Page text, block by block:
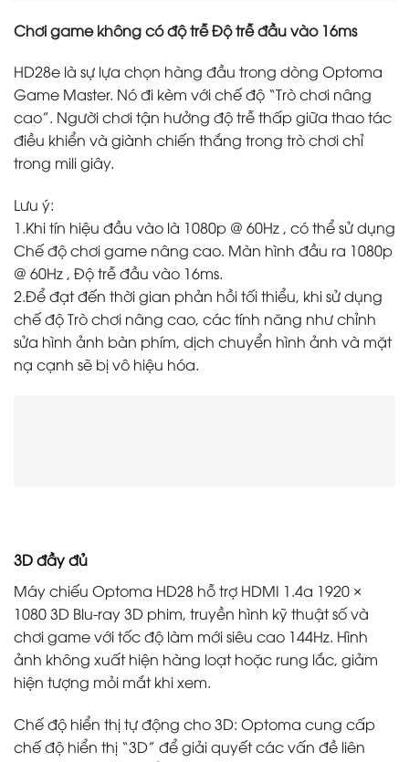
Chơi game không có độ trễ Độ trễ đầu vào 16ms
HD28e là sự lựa chọn hàng đầu trong dòng Optoma
Game Master. Nó đi kèm với chế độ “Trò chơi nâng
cao”. Người chơi tận hưởng độ trễ thấp giữa thao tác
điều khiển và giành chiến thắng trong trò chơi chỉ
trong mili giây.
Lưu ý:
1.Khi tín hiệu đầu vào là 1080p @ 60Hz , có thể sử dụng
Chế độ chơi game nâng cao. Màn hình đầu ra 1080p
@ 60Hz , Độ trễ đầu vào 16ms.
2.Để đạt đến thời gian phản hồi tối thiểu, khi sử dụng
chế độ Trò chơi nâng cao, các tính năng như chỉnh
sửa hình ảnh bàn phím, dịch chuyển hình ảnh và mặt
nạ cạnh sẽ bị vô hiệu hóa.
3D đầy đủ
Máy chiếu Optoma HD28 hỗ trợ HDMI 1.4a 1920 ×
1080 3D Blu-ray 3D phim, truyền hình kỹ thuật số và
chơi game với tốc độ làm mới siêu cao 144Hz. Hình
ảnh không xuất hiện hàng loạt hoặc rung lắc, giảm
hiện tượng mỏi mắt khi xem.
Chế độ hiển thị tự động cho 3D: Optoma cung cấp
chế độ hiển thị “3D” để giải quyết các vấn đề liên